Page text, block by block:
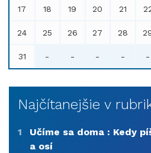
17 18 19 20 21
24 25 26 27 28
31 - - - - -
Najčítanejšie v
1
Učíme sa doma : Kedy
a osí